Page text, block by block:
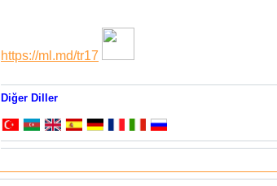
https://ml.md/tr17
Diğer Diller